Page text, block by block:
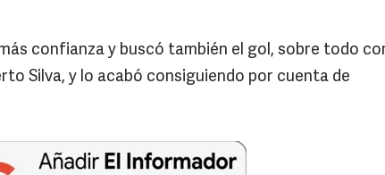
confianza y buscó también el gol, sobre todo
Silva, y lo acabó consiguiendo por cuenta de